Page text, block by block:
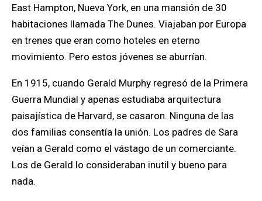
East Hampton, Nueva York, en una mansión de 30
habitaciones llamada The Dunes. Viajaban por Europa
en trenes que eran como hoteles en eterno
movimiento. Pero estos jóvenes se aburrían.
En 1915, cuando Gerald Murphy regresó de la Primera
Guerra Mundial y apenas estudiaba arquitectura
paisajística de Harvard, se casaron. Ninguna de las
dos familias consentía la unión. Los padres de Sara
veían a Gerald como el vástago de un comerciante.
Los de Gerald lo consideraban inutil y bueno para
nada.